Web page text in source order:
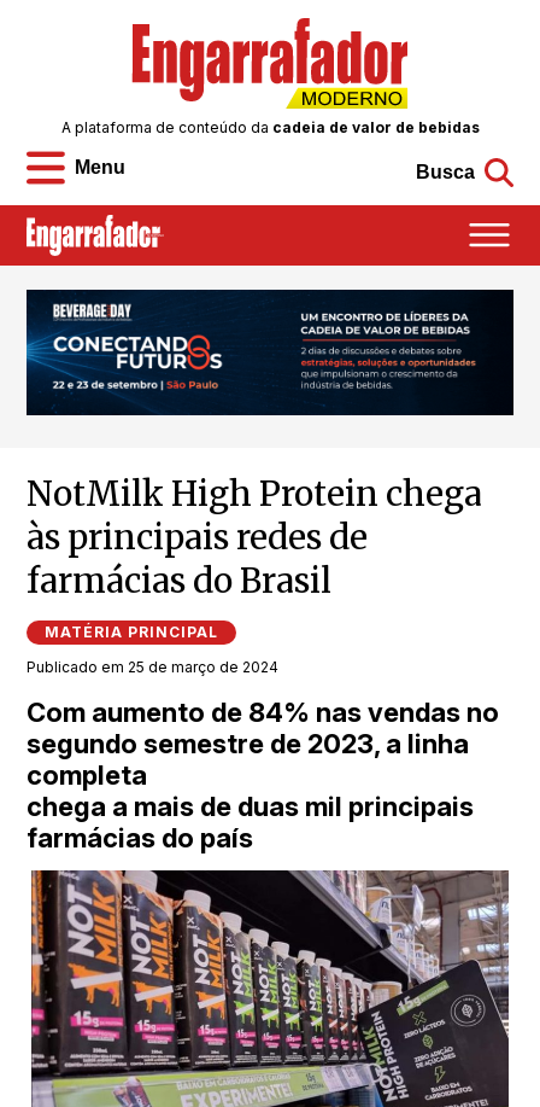
Menu
A plataforma de conteúdo da cadeia de valor de bebidas
Busca
NotMilk High Protein chega
às principais redes de
farmácias do Brasil
MATÉRIA PRINCIPAL
Publicado em 25 de março de 2024
Com aumento de 84% nas vendas no
segundo semestre de 2023, a linha
completa
chega a mais de duas mil principais
farmácias do país